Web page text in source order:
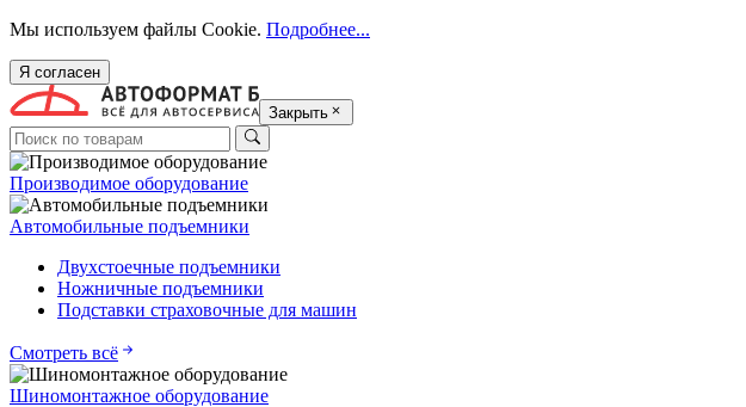
Мы используем файлы Cookie. Подробнее...
Я согласен
Закрыть
Производимое оборудование
Автомобильные подъемники
Двухстоечные подъемники
Ножничные подъемники
Подставки страховочные для машин
Смотреть всё
Шиномонтажное оборудование